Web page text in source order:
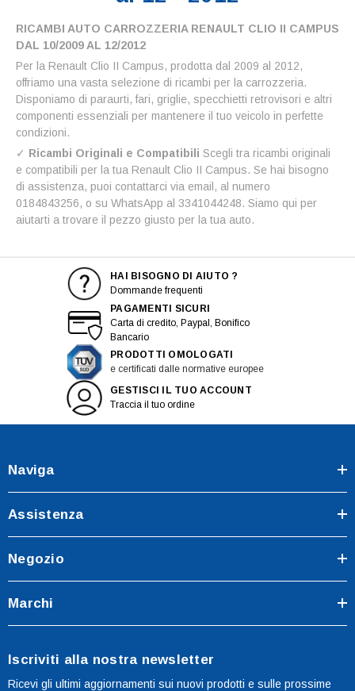
RICAMBI AUTO CARROZZERIA RENAULT CLIO II CAMPUS
DAL 10/2009 AL 12/2012
Per la Renault Clio II Campus, prodotta dal 2009 al 2012,
offriamo una vasta selezione di ricambi per la carrozzeria.
Disponiamo di paraurti, fari, griglie, specchietti retrovisori e altri
componenti essenziali per mantenere il tuo veicolo in perfette
condizioni.
✓ Ricambi Originali e Compatibili Scegli tra ricambi originali
e compatibili per la tua Renault Clio II Campus. Se hai bisogno
di assistenza, puoi contattarci via email, al numero
0184843256, o su WhatsApp al 3341044248. Siamo qui per
aiutarti a trovare il pezzo giusto per la tua auto.
HAI BISOGNO DI AIUTO ?
Dommande frequenti
PAGAMENTI SICURI
Carta di credito, Paypal, Bonifico
Bancario
PRODOTTI OMOLOGATI
e certificati dalle normative europee
GESTISCI IL TUO ACCOUNT
Traccia il tuo ordine
Naviga
Assistenza
Negozio
Marchi
Iscriviti alla nostra newsletter
Ricevi gli ultimi aggiornamenti sui nuovi prodotti e sulle prossime